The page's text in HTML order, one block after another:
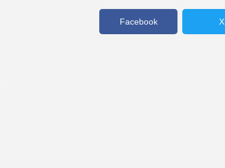
Facebook X